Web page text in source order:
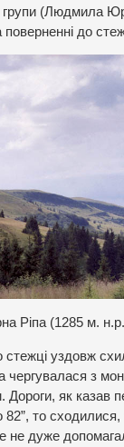
(Людмила
до
Ріпа (1285 м.
стежці уздовж
чергувалася з
як казав
82”, то
не дуже